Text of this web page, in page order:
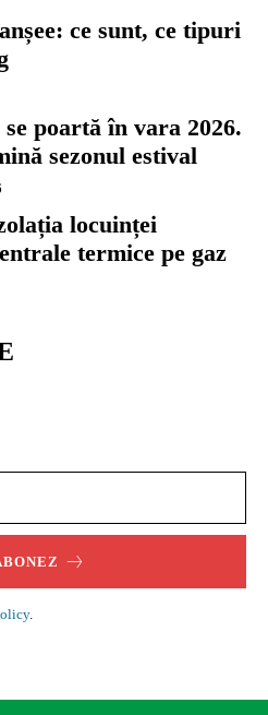
ce sunt, ce tipuri
se poartă în vara 2026.
sezonul estival
locuinței
termice pe gaz
.